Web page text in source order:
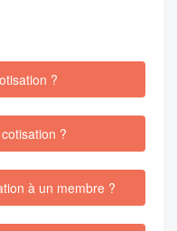
?
?
à un membre ?